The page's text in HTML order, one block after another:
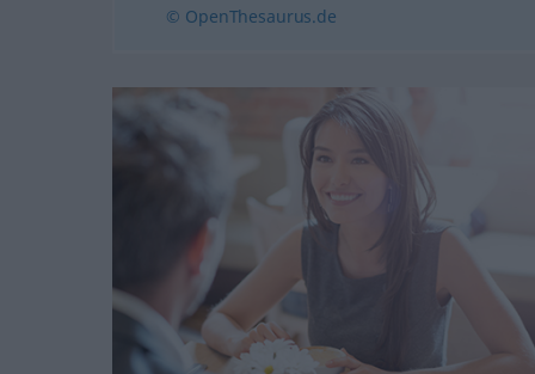
© OpenThesaurus.de